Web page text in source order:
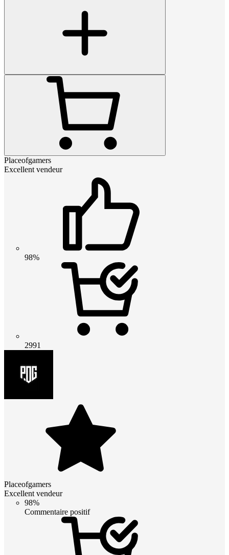
Placeofgamers
Excellent vendeur
98%
2991
Placeofgamers
Excellent vendeur
98%
Commentaire positif